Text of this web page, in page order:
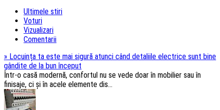
Ultimele stiri
Voturi
Vizualizari
Comentarii
» Locuința ta este mai sigură atunci când detaliile electrice sunt bine
gândite de la bun început
Într-o casă modernă, confortul nu se vede doar în mobilier sau în
finisaje, ci și în acele elemente dis...